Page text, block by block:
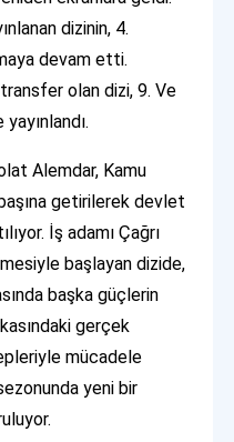
dizinin, 4.
devam etti.
olan dizi, 9. Ve
Alemdar, Kamu
getirilerek devlet
İş adamı Çağrı
başlayan dizide,
başka güçlerin
gerçek
mücadele
yeni bir